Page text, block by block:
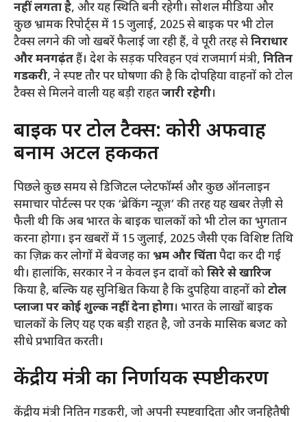
नहीं लगता है, और यह स्थिति बनी रहेगी। सोशल मीडिया और
कुछ भ्रामक रिपोर्ट्स में 15 जुलाई, 2025 से बाइक पर भी टोल
टैक्स लगने की जो खबरें फैलाई जा रही हैं, वे पूरी तरह सेनिराधार
और मनगढ़ंतहैं। देश के सड़क परिवहन एवं राजमार्ग मंत्री, नितिन
गडकरी, ने स्पष्ट तौर पर घोषणा की है कि दोपहिया वाहनों को टोल
टैक्स से मिलने वाली यह बड़ी राहतजारी रहेगी।
​बाइक पर टोल टैक्स: कोरी अफवाह
बनाम अटल हकीकत
​पिछले कुछ समय से डिजिटल प्लेटफॉर्म्स और कुछ ऑनलाइन
समाचार पोर्टल्स पर एक ‘ब्रेकिंग न्यूज़’ की तरह यह खबर तेज़ी से
फैली थी कि अब भारत के बाइक चालकों को भी टोल का भुगतान
करना होगा। इन खबरों में 15 जुलाई, 2025 जैसी एक विशिष्ट तिथि
का ज़िक्र कर लोगों में बेवजह काभ्रम और चिंतापैदा कर दी गई
थी। हालांकि, सरकार ने न केवल इन दावों कोसिरे से खारिज
किया है, बल्कि यह सुनिश्चित किया है कि दुपहिया वाहनों कोटोल
प्लाजा पर कोई शुल्क नहीं देना होगा। भारत के लाखों बाइक
चालकों के लिए यह एक बड़ी राहत है, जो उनके मासिक बजट को
सीधे प्रभावित करती।
​केंद्रीय मंत्री का निर्णायक स्पष्टीकरण
​केंद्रीय मंत्री नितिन गडकरी, जो अपनी स्पष्टवादिता और जनहितैषी